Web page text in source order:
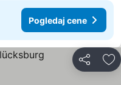
Pogledaj cene
Deli